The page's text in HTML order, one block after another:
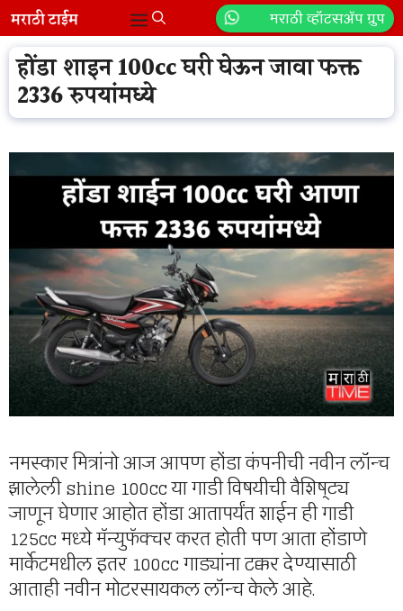
Skip
to
content
मराठी व्हॉटसॲप ग्रुप
Menu
होंडा शाइन 100cc घरी घेऊन जावा फक्त
2336 रुपयांमध्ये
नमस्कार मित्रांनो आज आपण होंडा कंपनीची नवीन लॉन्च
झालेली shine 100cc या गाडी विषयीची वैशिष्ट्य
जाणून घेणार आहोत होंडा आतापर्यंत शाईन ही गाडी
125cc मध्ये मॅन्युफॅक्चर करत होती पण आता होंडाणे
मार्केटमधील इतर 100cc गाड्यांना टक्कर देण्यासाठी
आताही नवीन मोटरसायकल लॉन्च केले आहे.